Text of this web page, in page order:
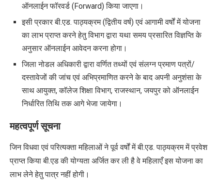
ऑनलाईन फॉरवर्ड ( Forward)किया जाएगा।
इसी प्रकार बी.एड. पाठ्यक्रम (द्वितीय वर्ष) एवं आगामी वर्षों में योजना
का लाभ प्राप्त करने हेतु विभाग द्वारा यथा समय प्रसारित विज्ञप्ति के
अनुसार ऑनलाईन आवेदन करना होगा।
जिला नोडल अधिकारी द्वारा वर्णित तथ्यों एवं संलग्न प्रमाण पत्रों/
दस्तावेजों की जांच एवं अभिप्रमाणित करने के बाद अपनी अनुशंसा के
साथ आयुक्त,कॉलेज शिक्षा विभाग,राजस्थान,जयपुर को ऑनलाईन
निर्धारित तिथि तक आगे भेजा जायेगा।
महत्वपूर्ण सूचना
जिन विधवा एवं परित्यक्ता महिलाओं ने पूर्व वर्षों में बी.एड. पाठ्यक्रम में प्रवेश
प्राप्त किया बी.एड की योग्यता अर्जित कर ली है वे महिलाएँ इस योजना का
लाभ लेने हेतु पात्र नहीं होगी।